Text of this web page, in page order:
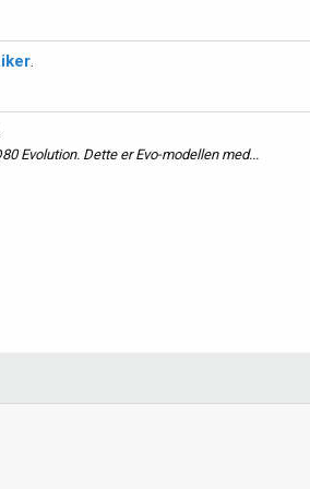
.
Evolution. Dette er Evo-modellen med...